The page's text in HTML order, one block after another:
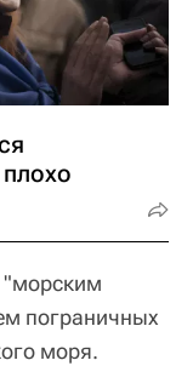
"морским
пограничных
моря.